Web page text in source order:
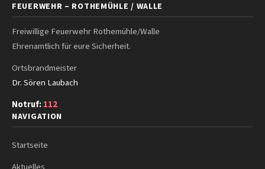
FEUERWEHR – ROTHEMÜHLE / WALLE
Freiwillige Feuerwehr Rothemühle/Walle
Ehrenamtlich für eure Sicherheit.
Ortsbrandmeister
Dr. Sören Laubach
Notruf:112
NAVIGATION
Startseite